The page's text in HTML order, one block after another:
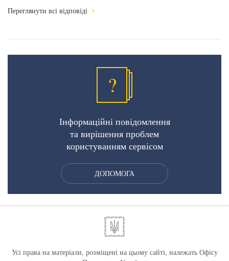
Переглянути всі відповіді
?
Інформаційні повідомлення
та вирішення проблем
користуванням сервісом
ДОПОМОГА
Усі права на матеріали, розміщені на цьому сайті, належать Офісу